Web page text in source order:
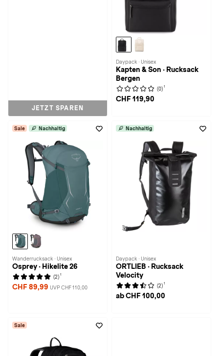
JETZT SPAREN
Daypack · Unisex
Kapten & Son · Rucksack
Bergen
(0) 1
CHF 119,90
Sale Nachhaltig
Wanderrucksack · Unisex
Osprey · Hikelite 26
(2) 1
CHF 89,99 UVP CHF 110,00
Nachhaltig
Daypack · Unisex
ORTLIEB · Rucksack
Velocity
(2) 1
ab CHF 100,00
Sale